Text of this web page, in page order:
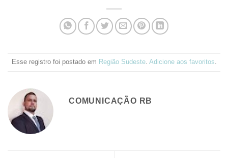
Esse registro foi postado em Região Sudeste. Adicione aos favoritos.
COMUNICAÇÃO RB